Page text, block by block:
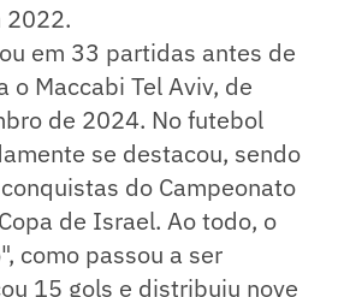
2022.
em 33 partidas antes de
o Maccabi Tel Aviv, de
de 2024. No futebol
se destacou, sendo
do Campeonato
de Israel. Ao todo, o
como passou a ser
15 gols e distribuiu nove